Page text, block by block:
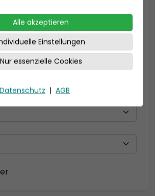
Alle akzeptieren
Einstellungen
Nur essenzielle Cookies
Datenschutz | AGB